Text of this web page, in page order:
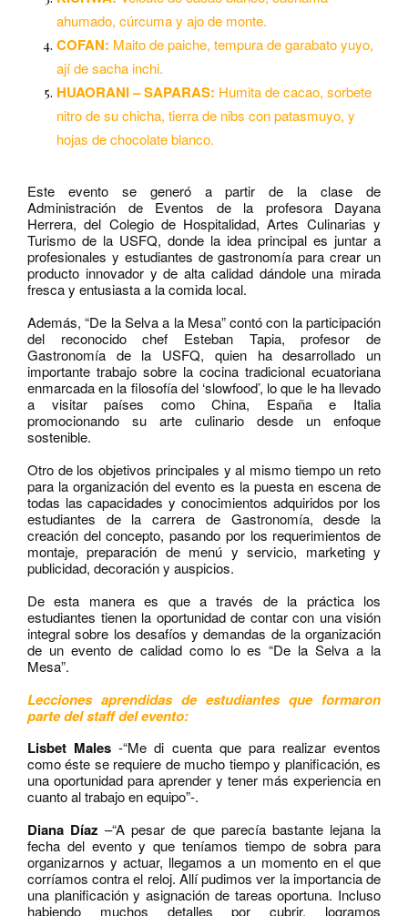
ahumado, cúrcuma y ajo de monte.
COFAN: Maito de paiche, tempura de garabato yuyo,
ají de sacha inchi.
HUAORANI – SAPARAS: Humita de cacao, sorbete
nitro de su chicha, tierra de nibs con patasmuyo, y
hojas de chocolate blanco.
Este evento se generó a partir de la clase de
Administración de Eventos de la profesora Dayana
Herrera, del Colegio de Hospitalidad, Artes Culinarias y
Turismo de la USFQ, donde la idea principal es juntar a
profesionales y estudiantes de gastronomía para crear un
producto innovador y de alta calidad dándole una mirada
fresca y entusiasta a la comida local.
Además, “De la Selva a la Mesa” contó con la participación
del reconocido chef Esteban Tapia, profesor de
Gastronomía de la USFQ, quien ha desarrollado un
importante trabajo sobre la cocina tradicional ecuatoriana
enmarcada en la filosofía del ‘slowfood’, lo que le ha llevado
a visitar países como China, España e Italia
promocionando su arte culinario desde un enfoque
sostenible.
Otro de los objetivos principales y al mismo tiempo un reto
para la organización del evento es la puesta en escena de
todas las capacidades y conocimientos adquiridos por los
estudiantes de la carrera de Gastronomía, desde la
creación del concepto, pasando por los requerimientos de
montaje, preparación de menú y servicio, marketing y
publicidad, decoración y auspicios.
De esta manera es que a través de la práctica los
estudiantes tienen la oportunidad de contar con una visión
integral sobre los desafíos y demandas de la organización
de un evento de calidad como lo es “De la Selva a la
Mesa”.
Lecciones aprendidas de estudiantes que formaron
parte del staff del evento:
Lisbet Males -“Me di cuenta que para realizar eventos
como éste se requiere de mucho tiempo y planificación, es
una oportunidad para aprender y tener más experiencia en
cuanto al trabajo en equipo”-.
Diana Díaz –“A pesar de que parecía bastante lejana la
fecha del evento y que teníamos tiempo de sobra para
organizarnos y actuar, llegamos a un momento en el que
corríamos contra el reloj. Allí pudimos ver la importancia de
una planificación y asignación de tareas oportuna. Incluso
habiendo muchos detalles por cubrir, logramos